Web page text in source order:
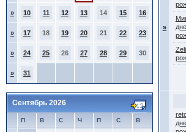
» 10 11 12 13 14 15 16
» 17 18 19 20 21 22 23
» 24 25 26 27 28 29 30
» 31
Сентябрь 2026
П В С Ч П С В
»